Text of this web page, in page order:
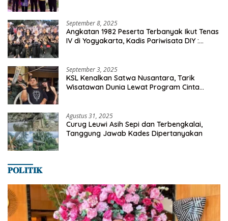
September 8, 2025
Angkatan 1982 Peserta Terbanyak Ikut Tenas
IV di Yogyakarta, Kadis Pariwisata DIY :
September 3, 2025
KSL Kenalkan Satwa Nusantara, Tarik
Wisatawan Dunia Lewat Program Cinta
Agustus 31, 2025
Curug Leuwi Asih Sepi dan Terbengkalai,
Tanggung Jawab Kades Dipertanyakan
𝐏𝐎𝐋𝐈𝐓𝐈𝐊